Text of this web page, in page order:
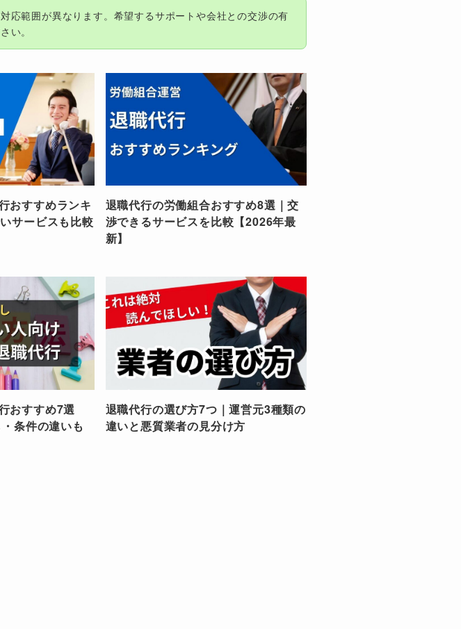
応範囲が異なります。希望するサポートや会社との交渉の有
い。
おすすめランキ
サービスも比較
退職代行の労働組合おすすめ8選｜交
渉できるサービスを比較【2026年最
新】
おすすめ7選
条件の違いも
退職代行の選び方7つ｜運営元3種類の
違いと悪質業者の見分け方